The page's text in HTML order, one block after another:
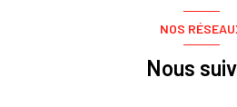
NOS
Nous